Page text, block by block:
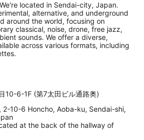
located in Sendai-city, Japan.
alternative, and underground
around the world, focusing on
classical, noise, drone, free jazz,
sounds. We offer a diverse,
across various formats, including
10-6-1F (第7太田ビル通路奥)
2-10-6 Honcho, Aoba-ku, Sendai-shi,
at the back of the hallway of